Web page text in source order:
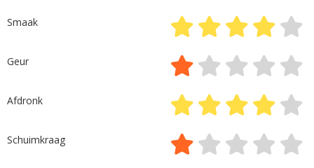
Smaak
Geur
Afdronk
Schuimkraag